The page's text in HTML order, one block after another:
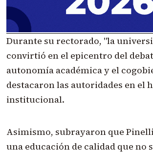
Durante su rectorado, "la
convirtió en el epicentro del
autonomía académica y el
destacaron las autoridades en el
institucional.
Asimismo, subrayaron que
una educación de calidad que no